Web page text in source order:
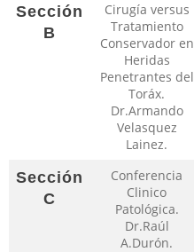
Sección
B
Cirugía versus
Tratamiento
Conservador en
Heridas
Penetrantes del
Toráx.
Dr.Armando
Velasquez
Lainez.
Sección
C
Conferencia
Clinico
Patológica.
Dr.Raúl
A.Durón.